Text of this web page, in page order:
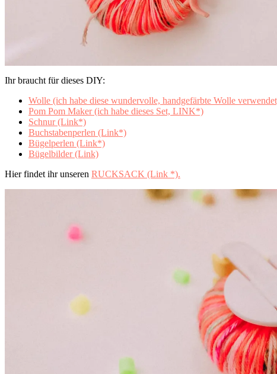
Ihr braucht für dieses DIY:
Wolle (ich habe diese wundervolle, handgefärbte Wolle
Pom Pom Maker (ich habe dieses Set, LINK*)
Schnur (Link*)
Buchstabenperlen (Link*)
Bügelperlen (Link*)
Bügelbilder (Link)
Hier findet ihr unseren RUCKSACK (Link *).